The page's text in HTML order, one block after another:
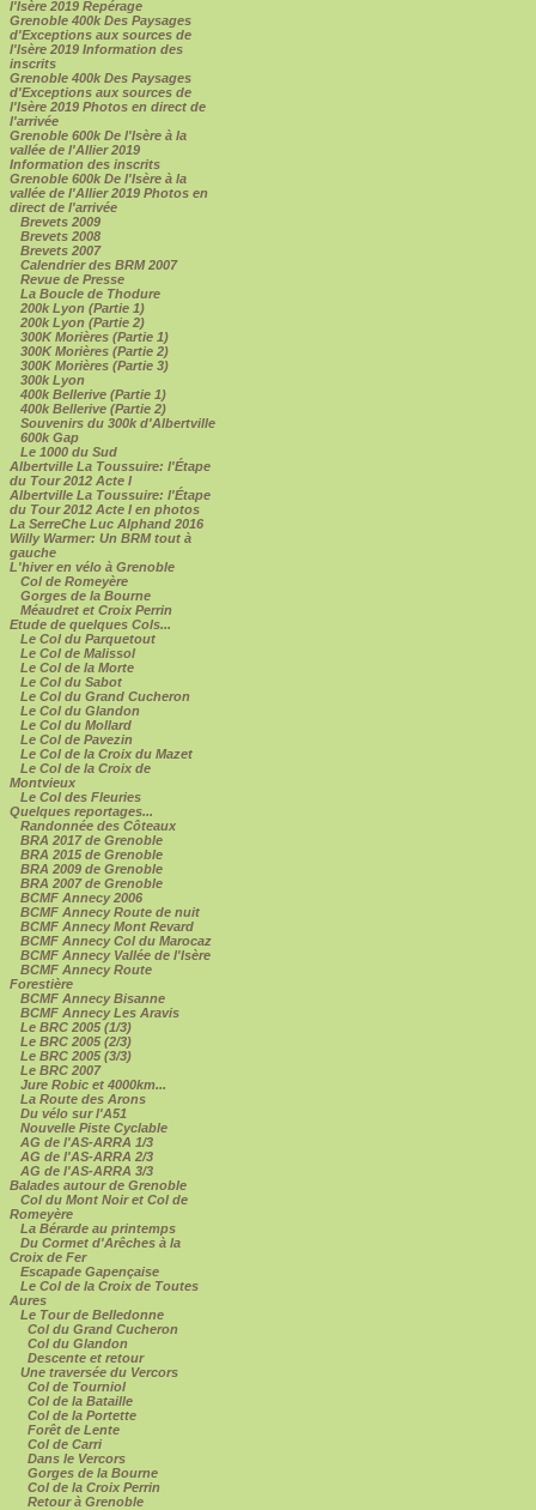
l'Isère 2019 Repérage
Grenoble 400k Des Paysages
d'Exceptions aux sources de
l'Isère 2019 Information des
inscrits
Grenoble 400k Des Paysages
d'Exceptions aux sources de
l'Isère 2019 Photos en direct de
l'arrivée
Grenoble 600k De l'Isère à la
vallée de l'Allier 2019
Information des inscrits
Grenoble 600k De l'Isère à la
vallée de l'Allier 2019 Photos en
direct de l'arrivée
Brevets 2009
Brevets 2008
Brevets 2007
Calendrier des BRM 2007
Revue de Presse
La Boucle de Thodure
200k Lyon (Partie 1)
200k Lyon (Partie 2)
300K Morières (Partie 1)
300K Morières (Partie 2)
300K Morières (Partie 3)
300k Lyon
400k Bellerive (Partie 1)
400k Bellerive (Partie 2)
Souvenirs du 300k d'Albertville
600k Gap
Le 1000 du Sud
Albertville La Toussuire: l'Étape
du Tour 2012 Acte I
Albertville La Toussuire: l'Étape
du Tour 2012 Acte I en photos
La SerreChe Luc Alphand 2016
Willy Warmer: Un BRM tout à
gauche
L'hiver en vélo à Grenoble
Col de Romeyère
Gorges de la Bourne
Méaudret et Croix Perrin
Etude de quelques Cols...
Le Col du Parquetout
Le Col de Malissol
Le Col de la Morte
Le Col du Sabot
Le Col du Grand Cucheron
Le Col du Glandon
Le Col du Mollard
Le Col de Pavezin
Le Col de la Croix du Mazet
Le Col de la Croix de
Montvieux
Le Col des Fleuries
Quelques reportages...
Randonnée des Côteaux
BRA 2017 de Grenoble
BRA 2015 de Grenoble
BRA 2009 de Grenoble
BRA 2007 de Grenoble
BCMF Annecy 2006
BCMF Annecy Route de nuit
BCMF Annecy Mont Revard
BCMF Annecy Col du Marocaz
BCMF Annecy Vallée de l'Isère
BCMF Annecy Route
Forestière
BCMF Annecy Bisanne
BCMF Annecy Les Aravis
Le BRC 2005 (1/3)
Le BRC 2005 (2/3)
Le BRC 2005 (3/3)
Le BRC 2007
Jure Robic et 4000km...
La Route des Arons
Du vélo sur l'A51
Nouvelle Piste Cyclable
AG de l'AS-ARRA 1/3
AG de l'AS-ARRA 2/3
AG de l'AS-ARRA 3/3
Balades autour de Grenoble
Col du Mont Noir et Col de
Romeyère
La Bérarde au printemps
Du Cormet d'Arêches à la
Croix de Fer
Escapade Gapençaise
Le Col de la Croix de Toutes
Aures
Le Tour de Belledonne
Col du Grand Cucheron
Col du Glandon
Descente et retour
Une traversée du Vercors
Col de Tourniol
Col de la Bataille
Col de la Portette
Forêt de Lente
Col de Carri
Dans le Vercors
Gorges de la Bourne
Col de la Croix Perrin
Retour à Grenoble